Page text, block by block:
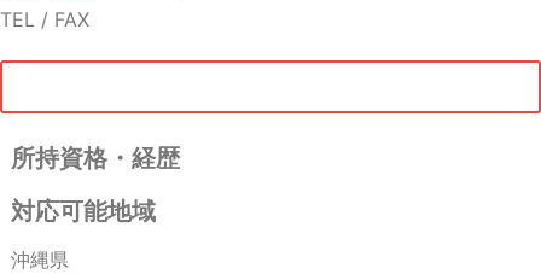
TEL / FAX
所持資格・経歴
対応可能地域
沖縄県